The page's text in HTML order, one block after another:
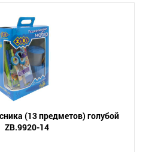
(13 предметов) голубой
ZB.9920-14